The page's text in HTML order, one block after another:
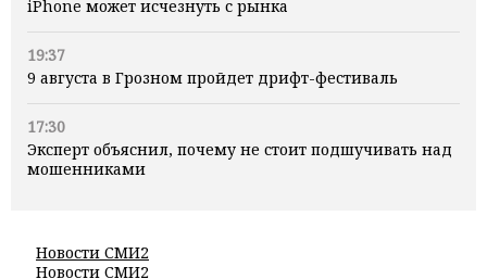
iPhone может исчезнуть с рынка
19:37
9 августа в Грозном пройдет дрифт-фестиваль
17:30
Эксперт объяснил, почему не стоит подшучивать над
мошенниками
Новости СМИ2
Новости СМИ2